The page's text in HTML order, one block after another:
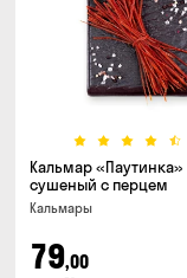
Кальмар «Паутинка»
сушеный с перцем
Кальмары
79,00